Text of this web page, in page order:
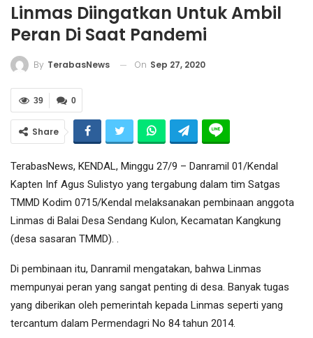
Linmas Diingatkan Untuk Ambil
Peran Di Saat Pandemi
By TerabasNews On Sep 27, 2020
0
39
Share
TerabasNews, KENDAL, Minggu 27/9 – Danramil 01/Kendal
Kapten Inf Agus Sulistyo yang tergabung dalam tim Satgas
TMMD Kodim 0715/Kendal melaksanakan pembinaan anggota
Linmas di Balai Desa Sendang Kulon, Kecamatan Kangkung
(desa sasaran TMMD). .
Di pembinaan itu, Danramil mengatakan, bahwa Linmas
mempunyai peran yang sangat penting di desa. Banyak tugas
yang diberikan oleh pemerintah kepada Linmas seperti yang
tercantum dalam Permendagri No 84 tahun 2014.